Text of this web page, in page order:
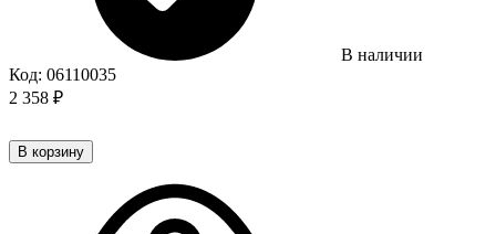
В наличии
Код: 06110035
2 358 ₽
В корзину